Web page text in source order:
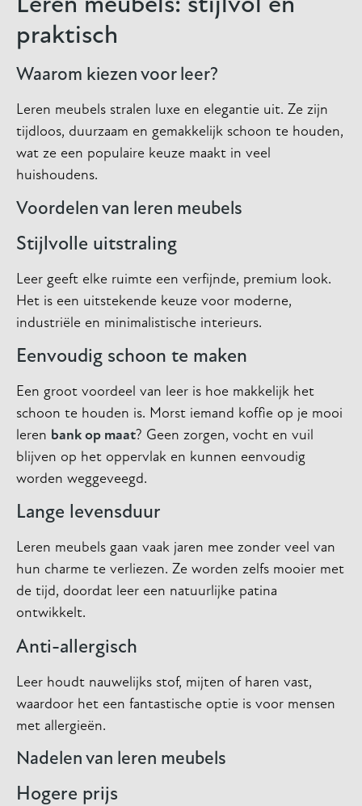
Leren meubels: stijlvol en
praktisch
Waarom kiezen voor leer?
Leren meubels stralen luxe en elegantie uit. Ze zijn
tijdloos, duurzaam en gemakkelijk schoon te houden,
wat ze een populaire keuze maakt in veel
huishoudens.
Voordelen van leren meubels
Stijlvolle uitstraling
Leer geeft elke ruimte een verfijnde, premium look.
Het is een uitstekende keuze voor moderne,
industriële en minimalistische interieurs.
Eenvoudig schoon te maken
Een groot voordeel van leer is hoe makkelijk het
schoon te houden is. Morst iemand koffie op je mooi
leren bank op maat? Geen zorgen, vocht en vuil
blijven op het oppervlak en kunnen eenvoudig
worden weggeveegd.
Lange levensduur
Leren meubels gaan vaak jaren mee zonder veel van
hun charme te verliezen. Ze worden zelfs mooier met
de tijd, doordat leer een natuurlijke patina
ontwikkelt.
Anti-allergisch
Leer houdt nauwelijks stof, mijten of haren vast,
waardoor het een fantastische optie is voor mensen
met allergieën.
Nadelen van leren meubels
Hogere prijs